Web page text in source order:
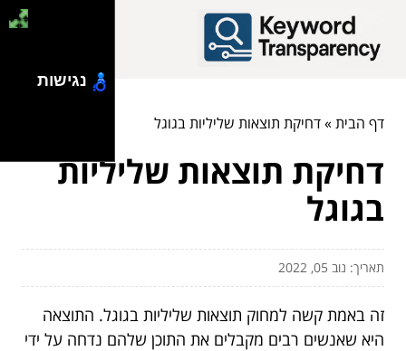
דף הבית»דחיקת תוצאות שליליות בגוגל
דחיקת תוצאות שליליות
בגוגל
תאריך: נוב 05, 2022
זה באמת קשה למחוק תוצאות שליליות בגוגל. התוצאה
היא שאנשים רבים מקבלים את התוכן שלהם נדחה על ידי
נגישות